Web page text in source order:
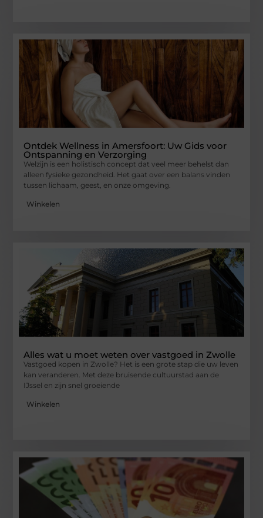
Ontdek Wellness in Amersfoort: Uw Gids voor
Ontspanning en Verzorging
Welzijn is een holistisch concept dat veel meer behelst dan
alleen fysieke gezondheid. Het gaat over een balans vinden
tussen lichaam, geest, en onze omgeving.
Winkelen
Alles wat u moet weten over vastgoed in Zwolle
Vastgoed kopen in Zwolle? Het is een grote stap die uw leven
kan veranderen. Met deze bruisende cultuurstad aan de
IJssel en zijn snel groeiende
Winkelen